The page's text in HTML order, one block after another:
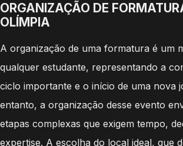
ORGANIZAÇÃO DE
OLÍMPIA
A organização de uma formatura é um
qualquer estudante, representando a
ciclo importante e o início de uma nova
entanto, a organização desse evento
etapas complexas que exigem tempo,
expertise. A escolha do local ideal, que